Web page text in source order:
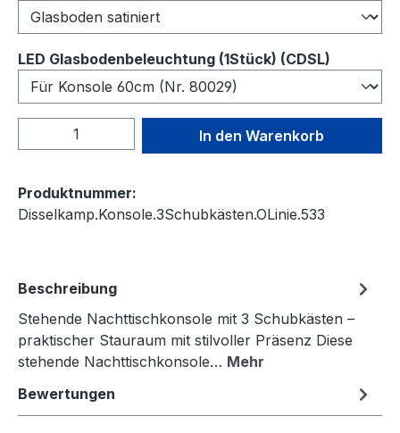
LED Glasbodenbeleuchtung (1Stück) (CDSL)
Produkt Anzahl: Gib denIn den Warenkorb
Produktnummer:
Disselkamp.Konsole.3Schubkästen.OLinie.533
Beschreibung
Stehende Nachttischkonsole mit 3 Schubkästen –
praktischer Stauraum mit stilvoller Präsenz Diese
stehende Nachttischkonsole… Mehr
Bewertungen